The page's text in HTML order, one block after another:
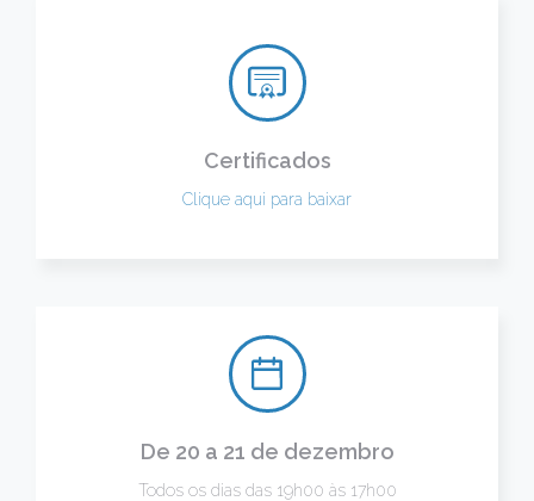
Certificados
Clique aqui para baixar
De 20 a 21 de dezembro
Todos os dias das 19h00 às 17h00